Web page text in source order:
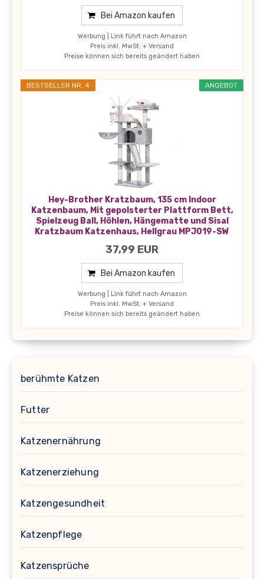
Bei Amazon kaufen
Werbung | Link führt nach Amazon
Preis inkl. MwSt. + Versand
Preise können sich bereits geändert haben
ANGEBOT
BESTSELLER NR. 4
Hey-Brother Kratzbaum, 135 cm Indoor
Katzenbaum, Mit gepolsterter Plattform Bett,
Spielzeug Ball, Höhlen, Hängematte und Sisal
Kratzbaum Katzenhaus, Hellgrau MPJ019-SW
37,99 EUR
Bei Amazon kaufen
Werbung | Link führt nach Amazon
Preis inkl. MwSt. + Versand
Preise können sich bereits geändert haben
berühmte Katzen
Futter
Katzenernährung
Katzenerziehung
Katzengesundheit
Katzenpflege
Katzensprüche